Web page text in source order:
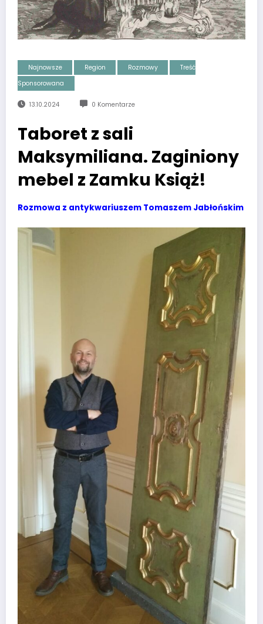
Najnowsze Region Rozmowy
Treść
Sponsorowana
13.10.2024 0 Komentarze
Taboret z sali
Maksymiliana. Zaginiony
mebel z Zamku Książ!
Rozmowa z antykwariuszem Tomaszem Jabłońskim